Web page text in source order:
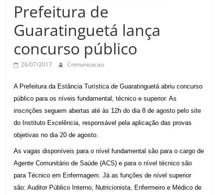
Prefeitura de
Guaratinguetá lança
concurso público
26/07/2017 Comunicacao
A Prefeitura da Estância Turística de Guaratinguetá abriu concurso
público para os níveis fundamental, técnico e superior. As
inscrições seguem abertas até às 12h do dia 8 de agosto pelo site
do Instituto Excelência, responsável pela aplicação das provas
objetivas no dia 20 de agosto.
As vagas disponíveis para o nível fundamental são para o cargo de
Agente Comunitário de Saúde (ACS) e para o nível técnico são
para Técnico em Enfermagem. Já as funções de nível superior
são: Auditor Público Interno, Nutricionista, Enfermeiro e Médico de